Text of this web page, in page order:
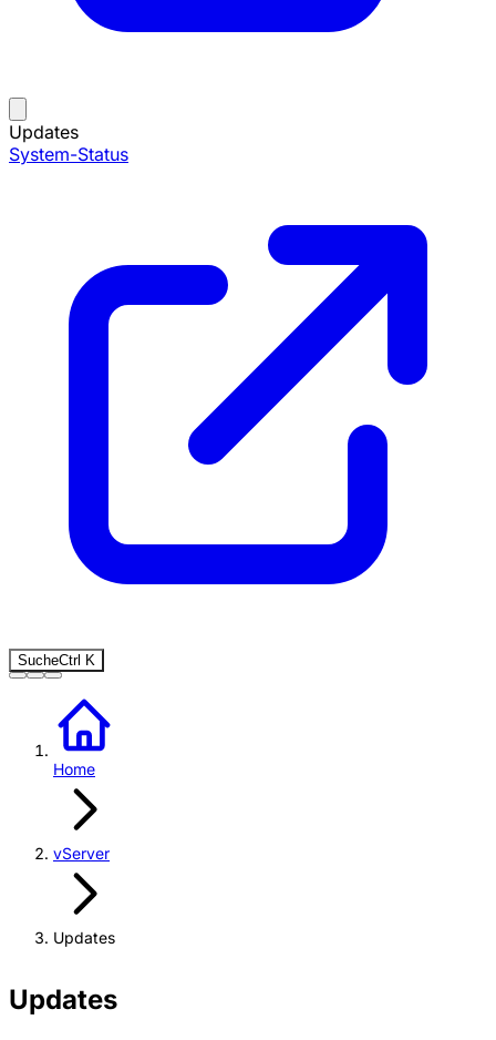
Updates
System-Status
SucheCtrl K
Home
vServer
Updates
Updates